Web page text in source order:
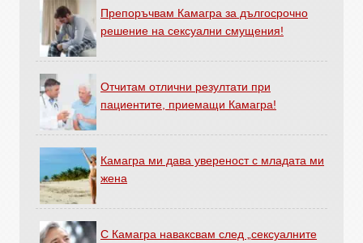
Препоръчвам Камагра за дългосрочно
решение на сексуални смущения!
Отчитам отлични резултати при
пациентите, приемащи Камагра!
Камагра ми дава увереност с младата ми
жена
С Камагра наваксвам след „сексуалните